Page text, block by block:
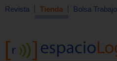
Revista Tienda Bolsa Trabajo